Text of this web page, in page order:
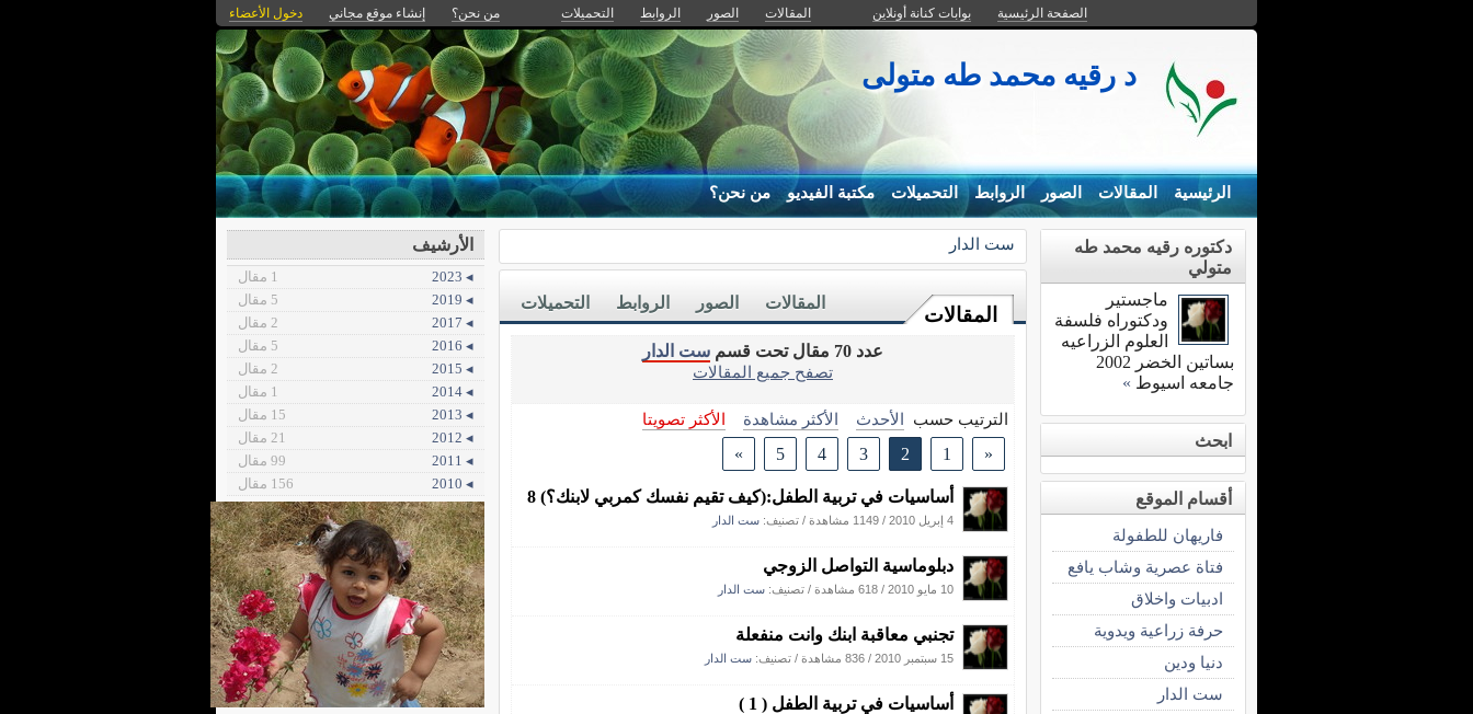
الصفحة الرئيسية بوابات كنانة أونلاين المقالات الصور الروابط التحميلات من نحن؟ إنشاء موقع مجاني دخول الأعضاء
د رقيه محمد طه متولى
الرئيسية المقالات الصور الروابط التحميلات مكتبة الفيديو من نحن؟
ست الدار
المقالات
التحميلات الروابط الصور المقالات
عدد 70 مقال تحت قسم
ست الدار
تصفح جميع المقالات
الترتيب حسب الأحدث الأكثر مشاهدة
الأكثر تصويتا
«
1
2
3
4
5
»
أساسيات في تربية الطفل:(كيف تقيم نفسك كمربي لابنك؟) 8
4 إبريل 2010 / 1149 مشاهدة / تصنيف: ست الدار
دبلوماسية التواصل الزوجي
10 مايو 2010 / 618 مشاهدة / تصنيف: ست الدار
تجنبي معاقبة ابنك وانت منفعلة
15 سبتمبر 2010 / 836 مشاهدة / تصنيف: ست الدار
أساسيات في تربية الطفل ( 1 )
دكتوره رقيه محمد طه
متولي
ماجستير
ودكتوراه فلسفة
العلوم الزراعيه
بساتين الخضر 2002
جامعه اسيوط »
ابحث
أقسام الموقع
فاريهان للطفولة
فتاة عصرية وشاب يافع
ادبيات واخلاق
حرفة زراعية ويدوية
دنيا ودين
ست الدار
الأرشيف
◂ 2023
1 مقال
◂ 2019
5 مقال
◂ 2017
2 مقال
◂ 2016
5 مقال
◂ 2015
2 مقال
◂ 2014
1 مقال
◂ 2013
15 مقال
◂ 2012
21 مقال
◂ 2011
99 مقال
◂ 2010
156 مقال